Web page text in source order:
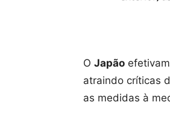
O Japão
atraindo críticas
as medidas à